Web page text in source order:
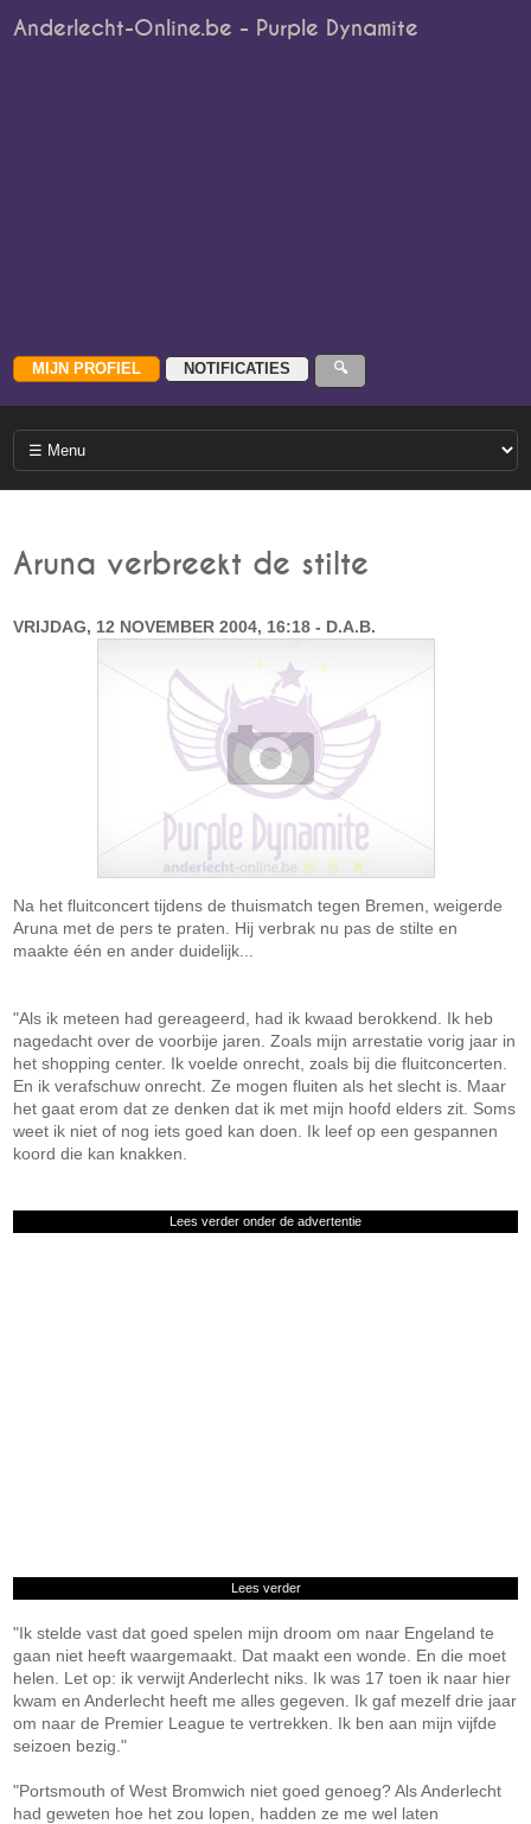
Anderlecht-Online.be - Purple Dynamite
Aruna verbreekt de stilte
VRIJDAG, 12 NOVEMBER 2004, 16:18 - D.A.B.
Na het fluitconcert tijdens de thuismatch tegen Bremen, weigerde
Aruna met de pers te praten. Hij verbrak nu pas de stilte en
maakte één en ander duidelijk...
"Als ik meteen had gereageerd, had ik kwaad berokkend. Ik heb
nagedacht over de voorbije jaren. Zoals mijn arrestatie vorig jaar in
het shopping center. Ik voelde onrecht, zoals bij die fluitconcerten.
En ik verafschuw onrecht. Ze mogen fluiten als het slecht is. Maar
het gaat erom dat ze denken dat ik met mijn hoofd elders zit. Soms
weet ik niet of nog iets goed kan doen. Ik leef op een gespannen
koord die kan knakken.
Lees verder onder de advertentie
Lees verder
"Ik stelde vast dat goed spelen mijn droom om naar Engeland te
gaan niet heeft waargemaakt. Dat maakt een wonde. En die moet
helen. Let op: ik verwijt Anderlecht niks. Ik was 17 toen ik naar hier
kwam en Anderlecht heeft me alles gegeven. Ik gaf mezelf drie jaar
om naar de Premier League te vertrekken. Ik ben aan mijn vijfde
seizoen bezig."
"Portsmouth of West Bromwich niet goed genoeg? Als Anderlecht
had geweten hoe het zou lopen, hadden ze me wel laten